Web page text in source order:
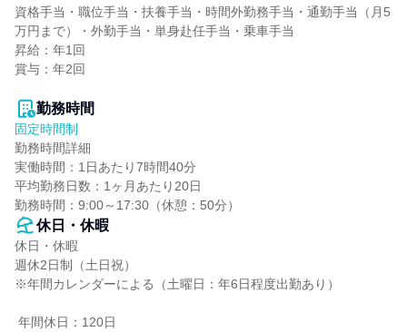
資格手当・職位手当・扶養手当・時間外勤務手当・通勤手当（月5
万円まで）・外勤手当・単身赴任手当・乗車手当
昇給：年1回
賞与：年2回
勤務時間
固定時間制
勤務時間詳細
実働時間：1日あたり7時間40分
平均勤務日数：1ヶ月あたり20日
勤務時間：9:00～17:30（休憩：50分）
休日・休暇
休日・休暇
週休2日制（土日祝）
※年間カレンダーによる（土曜日：年6日程度出勤あり）